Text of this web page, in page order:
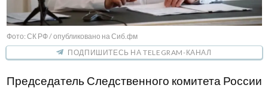
Фото: СК РФ / опубликовано на Сиб.фм
ПОДПИШИТЕСЬ НА TELEGRAM-КАНАЛ
Председатель Следственного комитета России